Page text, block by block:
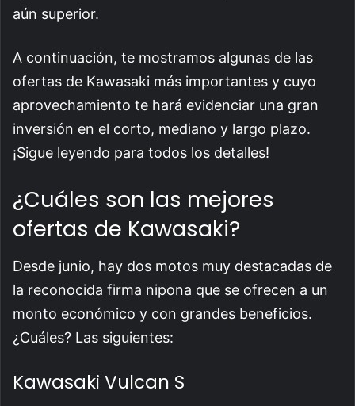
aún superior.
A continuación, te mostramos algunas de las
ofertas de Kawasaki más importantes y cuyo
aprovechamiento te hará evidenciar una gran
inversión en el corto, mediano y largo plazo.
¡Sigue leyendo para todos los detalles!
¿Cuáles son las mejores
ofertas de Kawasaki?
Desde junio, hay dos motos muy destacadas de
la reconocida firma nipona que se ofrecen a un
monto económico y con grandes beneficios.
¿Cuáles? Las siguientes:
Kawasaki Vulcan S